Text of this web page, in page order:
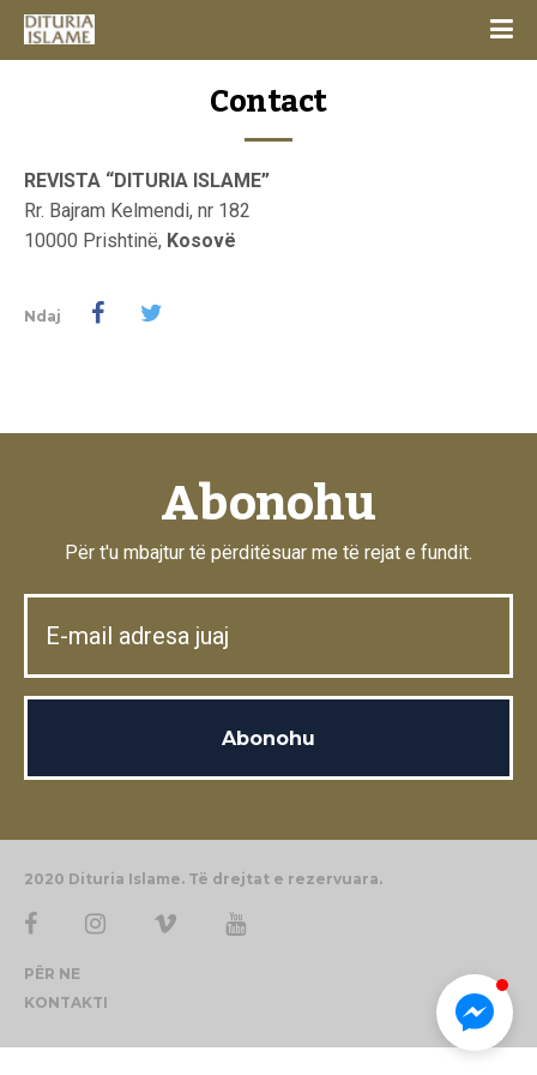
Contact
REVISTA “DITURIA ISLAME”
Rr. Bajram Kelmendi, nr 182
10000 Prishtinë, Kosovë
Ndaj
Abonohu
Për t'u mbajtur të përditësuar me të rejat e fundit.
2020 Dituria Islame. Të drejtat e rezervuara.
PËR NE
KONTAKTI